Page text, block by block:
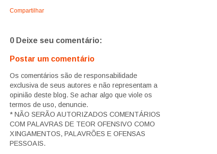
Compartilhar
0 Deixe seu comentário:
Postar um comentário
Os comentários são de responsabilidade
exclusiva de seus autores e não representam a
opinião deste blog. Se achar algo que viole os
termos de uso, denuncie.
* NÃO SERÃO AUTORIZADOS COMENTÁRIOS
COM PALAVRAS DE TEOR OFENSIVO COMO
XINGAMENTOS, PALAVRÕES E OFENSAS
PESSOAIS.